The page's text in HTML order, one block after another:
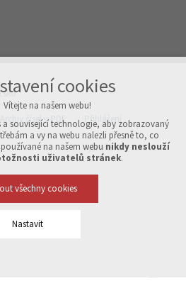
Archiv čísel v PDF Přihlášení
Vytvořeno v xart.cz
cookies
Vítejte na našem webu!
související technologie, aby zobrazovaný
a vy na webu nalezli přesně to, co
na našem webu nikdy neslouží
uživatelů stránek.
všechny cookies
Nastavit